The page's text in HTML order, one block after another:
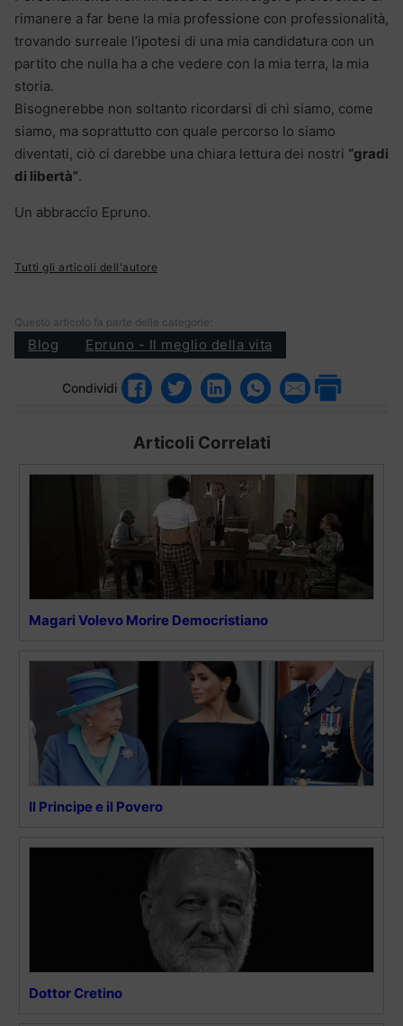
rimanere a far bene la mia professione con professionalità,
trovando surreale l’ipotesi di una mia candidatura con un
partito che nulla ha a che vedere con la mia terra, la mia
storia.
Bisognerebbe non soltanto ricordarsi di chi siamo, come
siamo, ma soprattutto con quale percorso lo siamo
diventati, ciò ci darebbe una chiara lettura dei nostri “gradi
di libertà”.
Un abbraccio Epruno.
Tutti gli articoli dell'autore
Questo articolo fa parte delle categorie:
Blog Epruno - Il meglio della vita
Condividi
Articoli Correlati
Magari Volevo Morire Democristiano
Il Principe e il Povero
Dottor Cretino